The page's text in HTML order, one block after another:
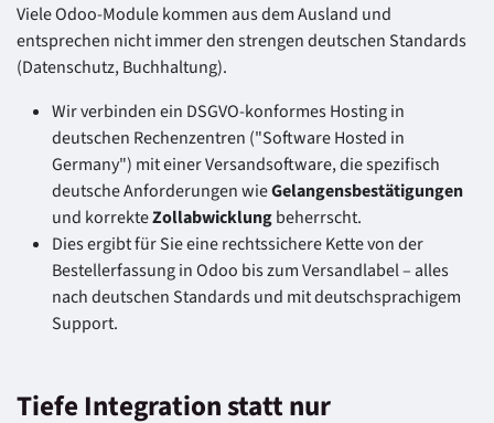
Viele Odoo-Module kommen aus dem Ausland und
entsprechen nicht immer den strengen deutschen Standards
(Datenschutz, Buchhaltung).
Wir verbinden ein DSGVO-konformes Hosting in
deutschen Rechenzentren ("Software Hosted in
Germany") mit einer Versandsoftware, die spezifisch
deutsche Anforderungen wieGelangensbestätigungen
und korrekteZollabwicklungbeherrscht.
Dies ergibt für Sie eine rechtssichere Kette von der
Bestellerfassung in Odoo bis zum Versandlabel – alles
nach deutschen Standards und mit deutschsprachigem
Support.
Tiefe Integration statt nur